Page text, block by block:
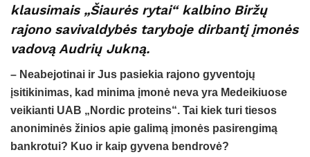
klausimais „Šiaurės rytai“ kalbino Biržų
rajono savivaldybės taryboje dirbantį įmonės
vadovą Audrių Jukną.
– Neabejotinai ir Jus pasiekia rajono gyventojų
įsitikinimas, kad minima įmonė neva yra Medeikiuose
veikianti UAB „Nordic proteins“. Tai kiek turi tiesos
anoniminės žinios apie galimą įmonės pasirengimą
bankrotui? Kuo ir kaip gyvena bendrovė?